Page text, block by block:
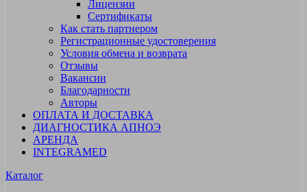
Лицензии
Сертификаты
Как стать партнером
Регистрационные удостоверения
Условия обмена и возврата
Отзывы
Вакансии
Благодарности
Авторы
ОПЛАТА И ДОСТАВКА
ДИАГНОСТИКА АПНОЭ
АРЕНДА
INTEGRAMED
Каталог